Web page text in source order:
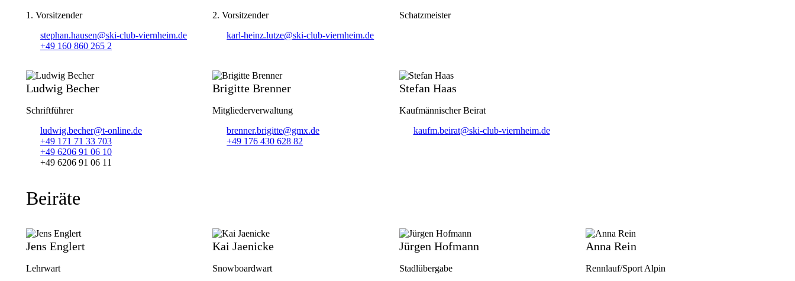
1. Vorsitzender
stephan.hausen@ski-club-viernheim.de
+49 160 860 265 2
2. Vorsitzender
karl-heinz.lutze@ski-club-viernheim.de
Schatzmeister
Ludwig Becher
Schriftführer
ludwig.becher@t-online.de
+49 171 71 33 703
+49 6206 91 06 10
+49 6206 91 06 11
Brigitte Brenner
Mitgliederverwaltung
brenner.brigitte@gmx.de
+49 176 430 628 82
Stefan Haas
Kaufmännischer Beirat
kaufm.beirat@ski-club-viernheim.de
Beiräte
Jens Englert
Lehrwart
Kai Jaenicke
Snowboardwart
Jürgen Hofmann
Stadlübergabe
Anna Rein
Rennlauf/Sport Alpin